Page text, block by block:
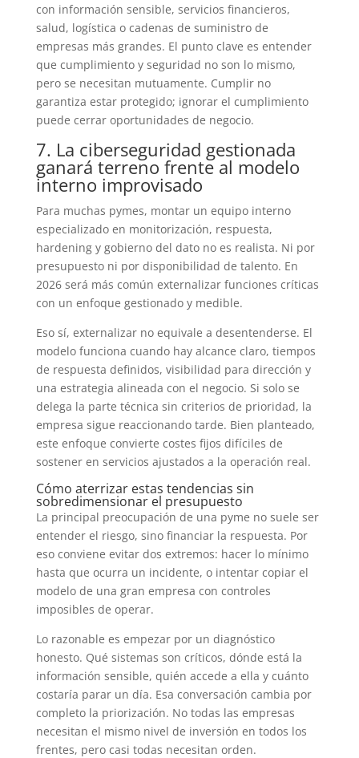
con información sensible, servicios financieros,
salud, logística o cadenas de suministro de
empresas más grandes. El punto clave es entender
que cumplimiento y seguridad no son lo mismo,
pero se necesitan mutuamente. Cumplir no
garantiza estar protegido; ignorar el cumplimiento
puede cerrar oportunidades de negocio.
7. La ciberseguridad gestionada
ganará terreno frente al modelo
interno improvisado
Para muchas pymes, montar un equipo interno
especializado en monitorización, respuesta,
hardening y gobierno del dato no es realista. Ni por
presupuesto ni por disponibilidad de talento. En
2026 será más común externalizar funciones críticas
con un enfoque gestionado y medible.
Eso sí, externalizar no equivale a desentenderse. El
modelo funciona cuando hay alcance claro, tiempos
de respuesta definidos, visibilidad para dirección y
una estrategia alineada con el negocio. Si solo se
delega la parte técnica sin criterios de prioridad, la
empresa sigue reaccionando tarde. Bien planteado,
este enfoque convierte costes fijos difíciles de
sostener en servicios ajustados a la operación real.
Cómo aterrizar estas tendencias sin
sobredimensionar el presupuesto
La principal preocupación de una pyme no suele ser
entender el riesgo, sino financiar la respuesta. Por
eso conviene evitar dos extremos: hacer lo mínimo
hasta que ocurra un incidente, o intentar copiar el
modelo de una gran empresa con controles
imposibles de operar.
Lo razonable es empezar por un diagnóstico
honesto. Qué sistemas son críticos, dónde está la
información sensible, quién accede a ella y cuánto
costaría parar un día. Esa conversación cambia por
completo la priorización. No todas las empresas
necesitan el mismo nivel de inversión en todos los
frentes, pero casi todas necesitan orden.